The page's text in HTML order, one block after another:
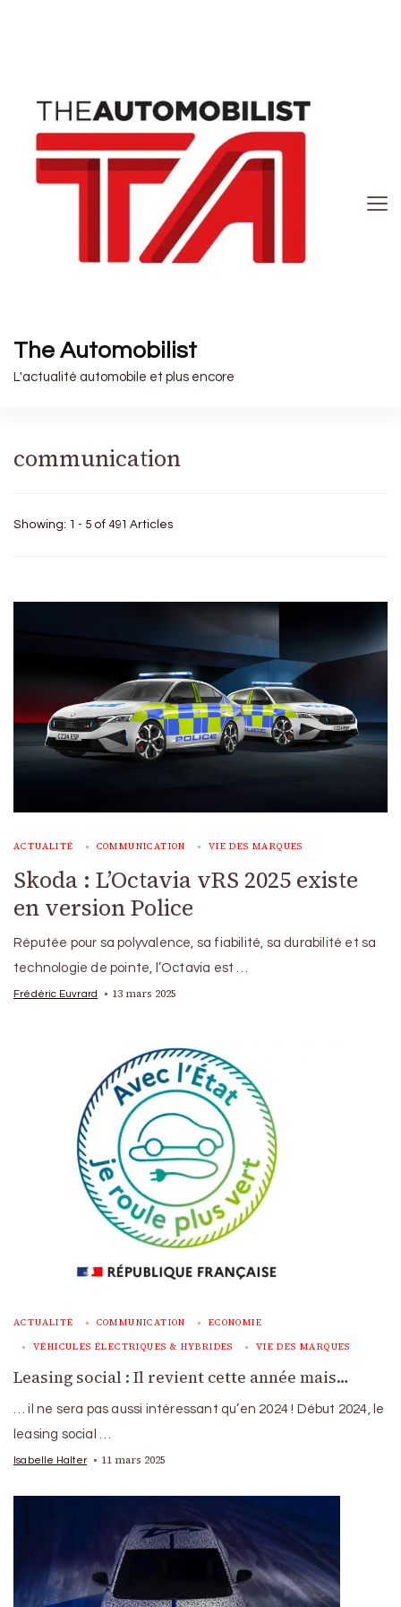
The Automobilist
L'actualité automobile et plus encore
communication
Showing: 1 - 5 of 491 Articles
ACTUALITÉ COMMUNICATION VIE DES MARQUES
Skoda : L’Octavia vRS 2025 existe
en version Police
Réputée pour sa polyvalence, sa fiabilité, sa durabilité et sa
technologie de pointe, l’Octavia est …
Frédéric Euvrard 13 mars 2025
ACTUALITÉ COMMUNICATION ECONOMIE
VÉHICULES ÉLECTRIQUES & HYBRIDES VIE DES MARQUES
Leasing social : Il revient cette année mais…
… il ne sera pas aussi intéressant qu’en 2024 ! Début 2024, le
leasing social …
Isabelle Halter 11 mars 2025